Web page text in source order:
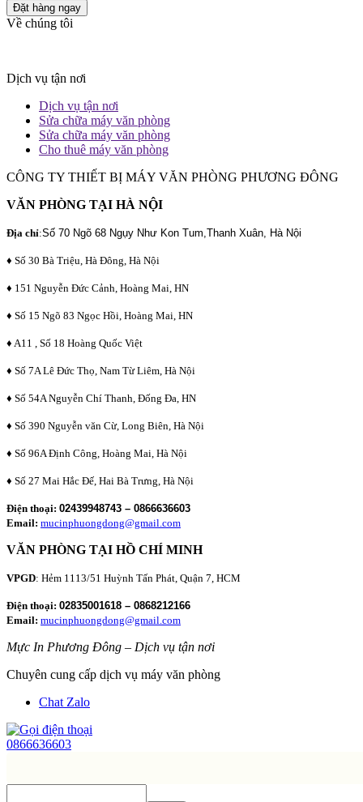
Đặt hàng ngay
Về chúng tôi
Dịch vụ tận nơi
Dịch vụ tận nơi
Sửa chữa máy văn phòng
Sửa chữa máy văn phòng
Cho thuê máy văn phòng
CÔNG TY THIẾT BỊ MÁY VĂN PHÒNG PHƯƠNG ĐÔNG
VĂN PHÒNG TẠI HÀ NỘI
Địa chỉ:Số 70 Ngõ 68 Ngụy Như Kon Tum,Thanh Xuân, Hà Nội
♦ Số 30 Bà Triệu, Hà Đông, Hà Nội
♦ 151 Nguyễn Đức Cảnh, Hoàng Mai, HN
♦ Số 15 Ngõ 83 Ngọc Hồi, Hoàng Mai, HN
♦ A11 , Số 18 Hoàng Quốc Việt
♦ Số 7A Lê Đức Thọ, Nam Từ Liêm, Hà Nội
♦ Số 54A Nguyễn Chí Thanh, Đống Đa, HN
♦ Số 390 Nguyễn văn Cừ, Long Biên, Hà Nội
♦ Số 96A Định Công, Hoàng Mai, Hà Nội
♦ Số 27 Mai Hắc Đế, Hai Bà Trưng, Hà Nội
Điện thoại: 02439948743 – 0866636603
Email: mucinphuongdong@gmail.com
VĂN PHÒNG TẠI HỒ CHÍ MINH
VPGD: Hẻm 1113/51 Huỳnh Tấn Phát, Quận 7, HCM
Điện thoại: 02835001618 – 0868212166
Email: mucinphuongdong@gmail.com
Mực In Phương Đông – Dịch vụ tận nơi
Chuyên cung cấp dịch vụ máy văn phòng
Chat Zalo
0866636603